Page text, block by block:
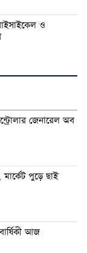
ও
জেনারেল অব
মার্কেট পুড়ে ছাই
আজ